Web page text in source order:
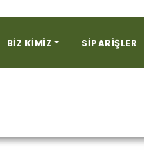
BIZ KIMIZ SIPARIŞLER